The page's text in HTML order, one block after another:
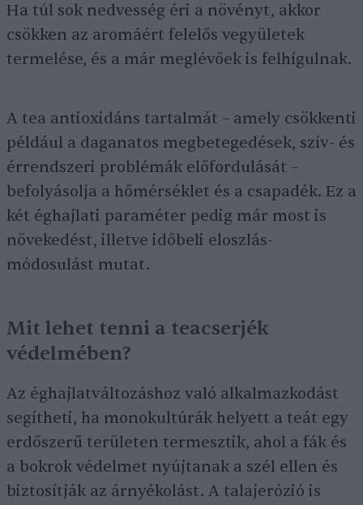
Ha túl sok nedvesség éri a növényt, akkor
csökken az aromáért felelős vegyületek
termelése, és a már meglévőek is felhígulnak.
A tea antioxidáns tartalmát – amely csökkenti
például a daganatos megbetegedések, szív- és
érrendszeri problémák előfordulását –
befolyásolja a hőmérséklet és a csapadék. Ez a
két éghajlati paraméter pedig már most is
növekedést, illetve időbeli eloszlás-
módosulást mutat.
Mit lehet tenni a teacserjék
védelmében?
Az éghajlatváltozáshoz való alkalmazkodást
segítheti, ha monokultúrák helyett a teát egy
erdőszerű területen termesztik, ahol a fák és
a bokrok védelmet nyújtanak a szél ellen és
biztosítják az árnyékolást. A talajerózió is